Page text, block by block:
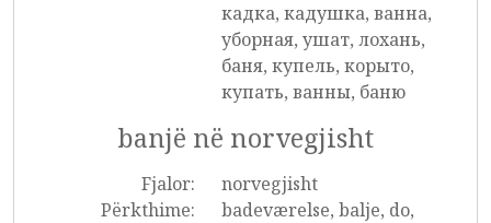
кадка, кадушка, ванна,
уборная, ушат, лохань,
баня, купель, корыто,
купать, ванны, баню
banjë në norvegjisht
Fjalor:
norvegjisht
Përkthime:
badeværelse, balje, do,